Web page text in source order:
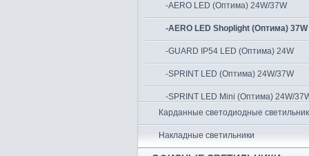
-AERO LED (Оптима) 24W/37W
-AERO LED Shoplight (Оптима) 37W
-GUARD IP54 LED (Оптима) 24W
-SPRINT LED (Оптима) 24W/37W
-SPRINT LED Mini (Оптима) 24W/
Карданные светодиодные
Накладные светильники